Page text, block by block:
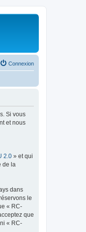
Connexion
Si vous
et nous
2.0 » et qui
de la
dans
le
« RC-
que
« RC-